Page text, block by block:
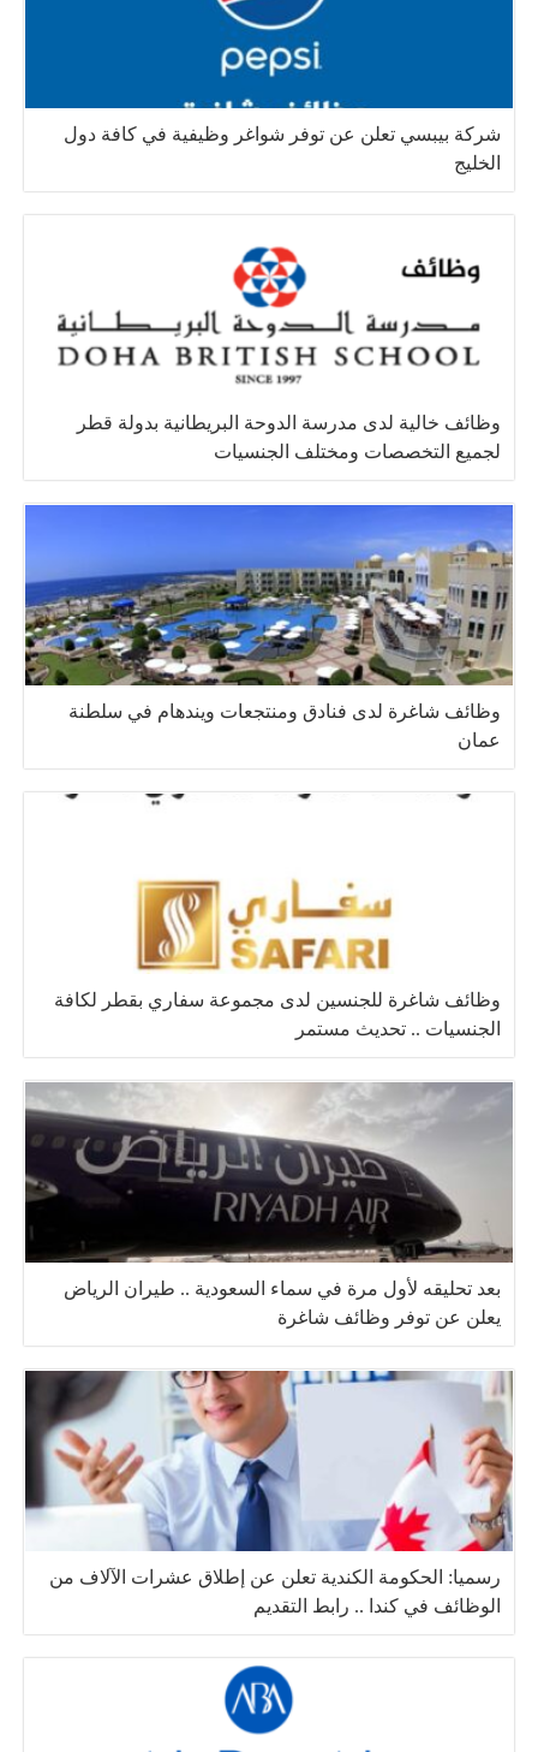
شركة بيبسي تعلن عن توفر شواغر وظيفية في كافة دول
الخليج
وظائف خالية لدى مدرسة الدوحة البريطانية بدولة قطر
لجميع التخصصات ومختلف الجنسيات
وظائف شاغرة لدى فنادق ومنتجعات ويندهام في سلطنة
عمان
وظائف شاغرة للجنسين لدى مجموعة سفاري بقطر لكافة
الجنسيات .. تحديث مستمر
بعد تحليقه لأول مرة في سماء السعودية .. طيران الرياض
يعلن عن توفر وظائف شاغرة
رسميا: الحكومة الكندية تعلن عن إطلاق عشرات الآلاف من
الوظائف في كندا .. رابط التقديم